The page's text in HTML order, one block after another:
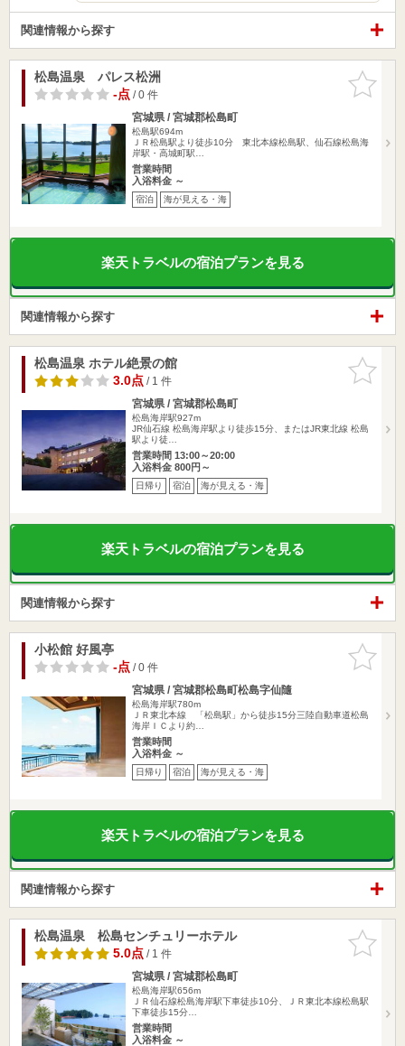
関連情報から探す
お気に入
りに追加
松島温泉 パレス松洲
-点/ 0 件
宮城県 / 宮城郡松島町
松島駅694m
ＪＲ松島駅より徒歩10分 東北本線松島駅、仙石線松島海
岸駅・高城町駅…
営業時間
入浴料金 ～
宿泊 海が見える・海
楽天トラベルの宿泊プランを見る
関連情報から探す
お気に入
りに追加
松島温泉 ホテル絶景の館
3.0点/ 1 件
宮城県 / 宮城郡松島町
松島海岸駅927m
JR仙石線 松島海岸駅より徒歩15分、またはJR東北線 松島
駅より徒…
営業時間 13:00～20:00
入浴料金 800円～
日帰り 宿泊 海が見える・海
楽天トラベルの宿泊プランを見る
関連情報から探す
お気に入
りに追加
小松館 好風亭
-点/ 0 件
宮城県 / 宮城郡松島町松島字仙隨
松島海岸駅780m
ＪＲ東北本線 「松島駅」から徒歩15分三陸自動車道松島
海岸ＩＣより約…
営業時間
入浴料金 ～
日帰り 宿泊 海が見える・海
楽天トラベルの宿泊プランを見る
関連情報から探す
お気に入
りに追加
松島温泉 松島センチュリーホテル
5.0点/ 1 件
宮城県 / 宮城郡松島町
松島海岸駅656m
ＪＲ仙石線松島海岸駅下車徒歩10分、ＪＲ東北本線松島駅
下車徒歩15分…
営業時間
入浴料金 ～